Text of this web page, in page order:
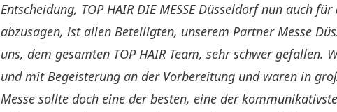
Entscheidung, TOP HAIR DIE MESSE Düsseldorf nun auch
abzusagen, ist allen Beteiligten, unserem Partner Messe
uns, dem gesamten TOP HAIR Team, sehr schwer gefallen.
und mit Begeisterung an der Vorbereitung und waren in
Messe sollte doch eine der besten, eine der